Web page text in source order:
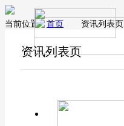
当前位置: 首页 资讯列表页
资讯列表页